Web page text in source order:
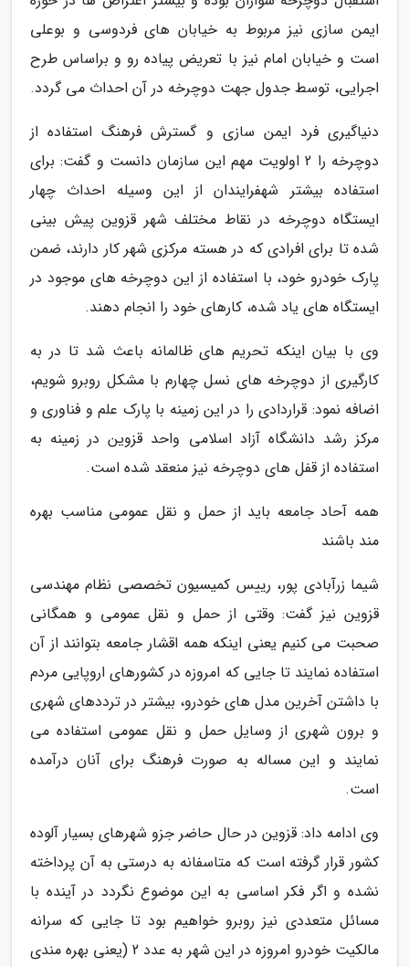
ایمن سازی نیز مربوط به خیابان های فردوسی و بوعلی
است و خیابان امام نیز با تعریض پیاده رو و براساس طرح
اجرایی، توسط جدول جهت دوچرخه در آن احداث می گردد.
دنیاگیری فرد ایمن سازی و گسترش فرهنگ استفاده از
دوچرخه را 2 اولویت مهم این سازمان دانست و گفت: برای
استفاده بیشتر شهفرایندان از این وسیله احداث چهار
ایستگاه دوچرخه در نقاط مختلف شهر قزوین پیش بینی
شده تا برای افرادی که در هسته مرکزی شهر کار دارند، ضمن
پارک خودرو خود، با استفاده از این دوچرخه های موجود در
ایستگاه های یاد شده، کارهای خود را انجام دهند.
وی با بیان اینکه تحریم های ظالمانه باعث شد تا در به
کارگیری از دوچرخه های نسل چهارم با مشکل روبرو شویم،
اضافه نمود: قراردادی را در این زمینه با پارک علم و فناوری و
مرکز رشد دانشگاه آزاد اسلامی واحد قزوین در زمینه به
استفاده از قفل های دوچرخه نیز منعقد شده است.
همه آحاد جامعه باید از حمل و نقل عمومی مناسب بهره
مند باشند
شیما زرآبادی پور، رییس کمیسیون تخصصی نظام مهندسی
قزوین نیز گفت: وقتی از حمل و نقل عمومی و همگانی
صحبت می کنیم یعنی اینکه همه اقشار جامعه بتوانند از آن
استفاده نمایند تا جایی که امروزه در کشورهای اروپایی مردم
با داشتن آخرین مدل های خودرو، بیشتر در ترددهای شهری
و برون شهری از وسایل حمل و نقل عمومی استفاده می
نمایند و این مساله به صورت فرهنگ برای آنان درآمده
است.
وی ادامه داد: قزوین در حال حاضر جزو شهرهای بسیار آلوده
کشور قرار گرفته است که متاسفانه به درستی به آن پرداخته
نشده و اگر فکر اساسی به این موضوع نگردد در آینده با
مسائل متعددی نیز روبرو خواهیم بود تا جایی که سرانه
مالکیت خودرو امروزه در این شهر به عدد 2 (یعنی بهره مندی